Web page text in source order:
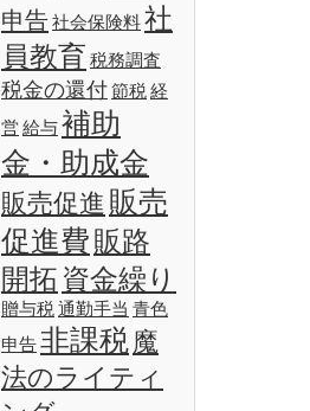
申告社会保険料社
員教育 税務調査
税金の還付節税経
営給与補助
金・助成金
販売促進 販売
促進費販路
開拓 資金繰り
贈与税通勤手当 青色
申告非課税 魔
法のライティ